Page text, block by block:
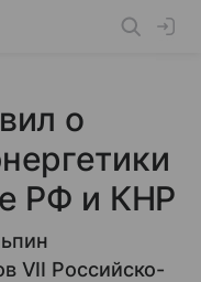
о
РФ и КНР
VII Российско-